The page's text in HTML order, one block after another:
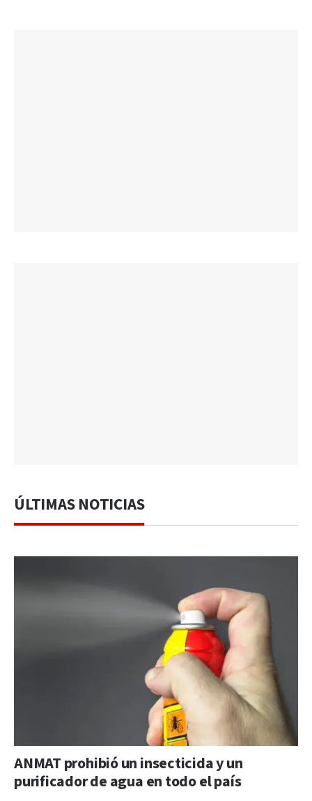
ÚLTIMAS NOTICIAS
ANMAT prohibió un insecticida y un
purificador de agua en todo el país